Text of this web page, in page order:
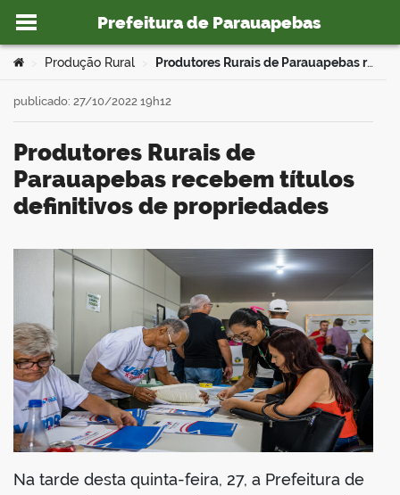
Ir para o conteúdo
Prefeitura de Parauapebas
portal
Você está aqui:
Produção Rural Produtores Rurais de Parauapebas recebem títulos definitivos de propriedades
Produtores Rurais de
Parauapebas recebem títulos
definitivos de propriedades
publicado: 27/10/2022 19h12
Na tarde desta quinta-feira, 27, a Prefeitura de